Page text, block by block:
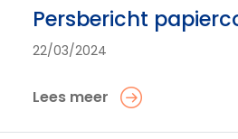
Persbericht
22/03/2024
Lees meer